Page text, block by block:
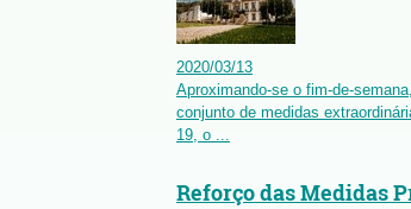
2020/03/13
Aproximando-se o fim-de-
conjunto de medidas
19, o ...
Reforço das Medidas